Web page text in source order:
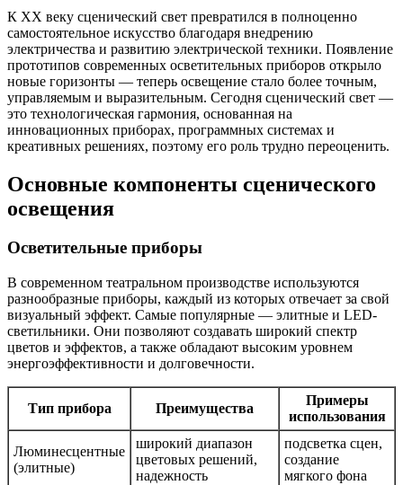
К XX веку сценический свет превратился в полноценно
самостоятельное искусство благодаря внедрению
электричества и развитию электрической техники. Появление
прототипов современных осветительных приборов открыло
новые горизонты — теперь освещение стало более точным,
управляемым и выразительным. Сегодня сценический свет —
это технологическая гармония, основанная на
инновационных приборах, программных системах и
креативных решениях, поэтому его роль трудно переоценить.
Основные компоненты сценического
освещения
Осветительные приборы
В современном театральном производстве используются
разнообразные приборы, каждый из которых отвечает за свой
визуальный эффект. Самые популярные — элитные и LED-
светильники. Они позволяют создавать широкий спектр
цветов и эффектов, а также обладают высоким уровнем
энергоэффективности и долговечности.
Тип прибора Преимущества
Примеры
использования
Люминесцентные
(элитные)
широкий диапазон
цветовых решений,
надежность
подсветка сцен,
создание
мягкого фона